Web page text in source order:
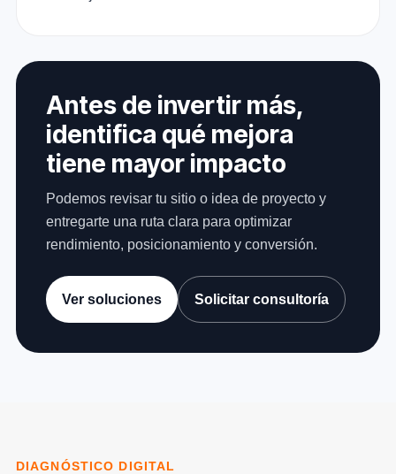
Antes de invertir más,
identifica qué mejora
tiene mayor impacto
Podemos revisar tu sitio o idea de proyecto y
entregarte una ruta clara para optimizar
rendimiento, posicionamiento y conversión.
Ver soluciones Solicitar consultoría
DIAGNÓSTICO DIGITAL